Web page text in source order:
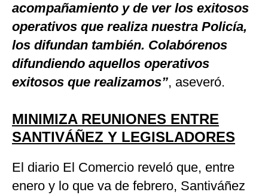
acompañamiento y de ver los exitosos
operativos que realiza nuestra Policía,
los difundan también. Colabórenos
difundiendo aquellos operativos
exitosos que realizamos”, aseveró.
MINIMIZA REUNIONES ENTRE
SANTIVÁÑEZ Y LEGISLADORES
El diario El Comercio reveló que, entre
enero y lo que va de febrero, Santiváñez